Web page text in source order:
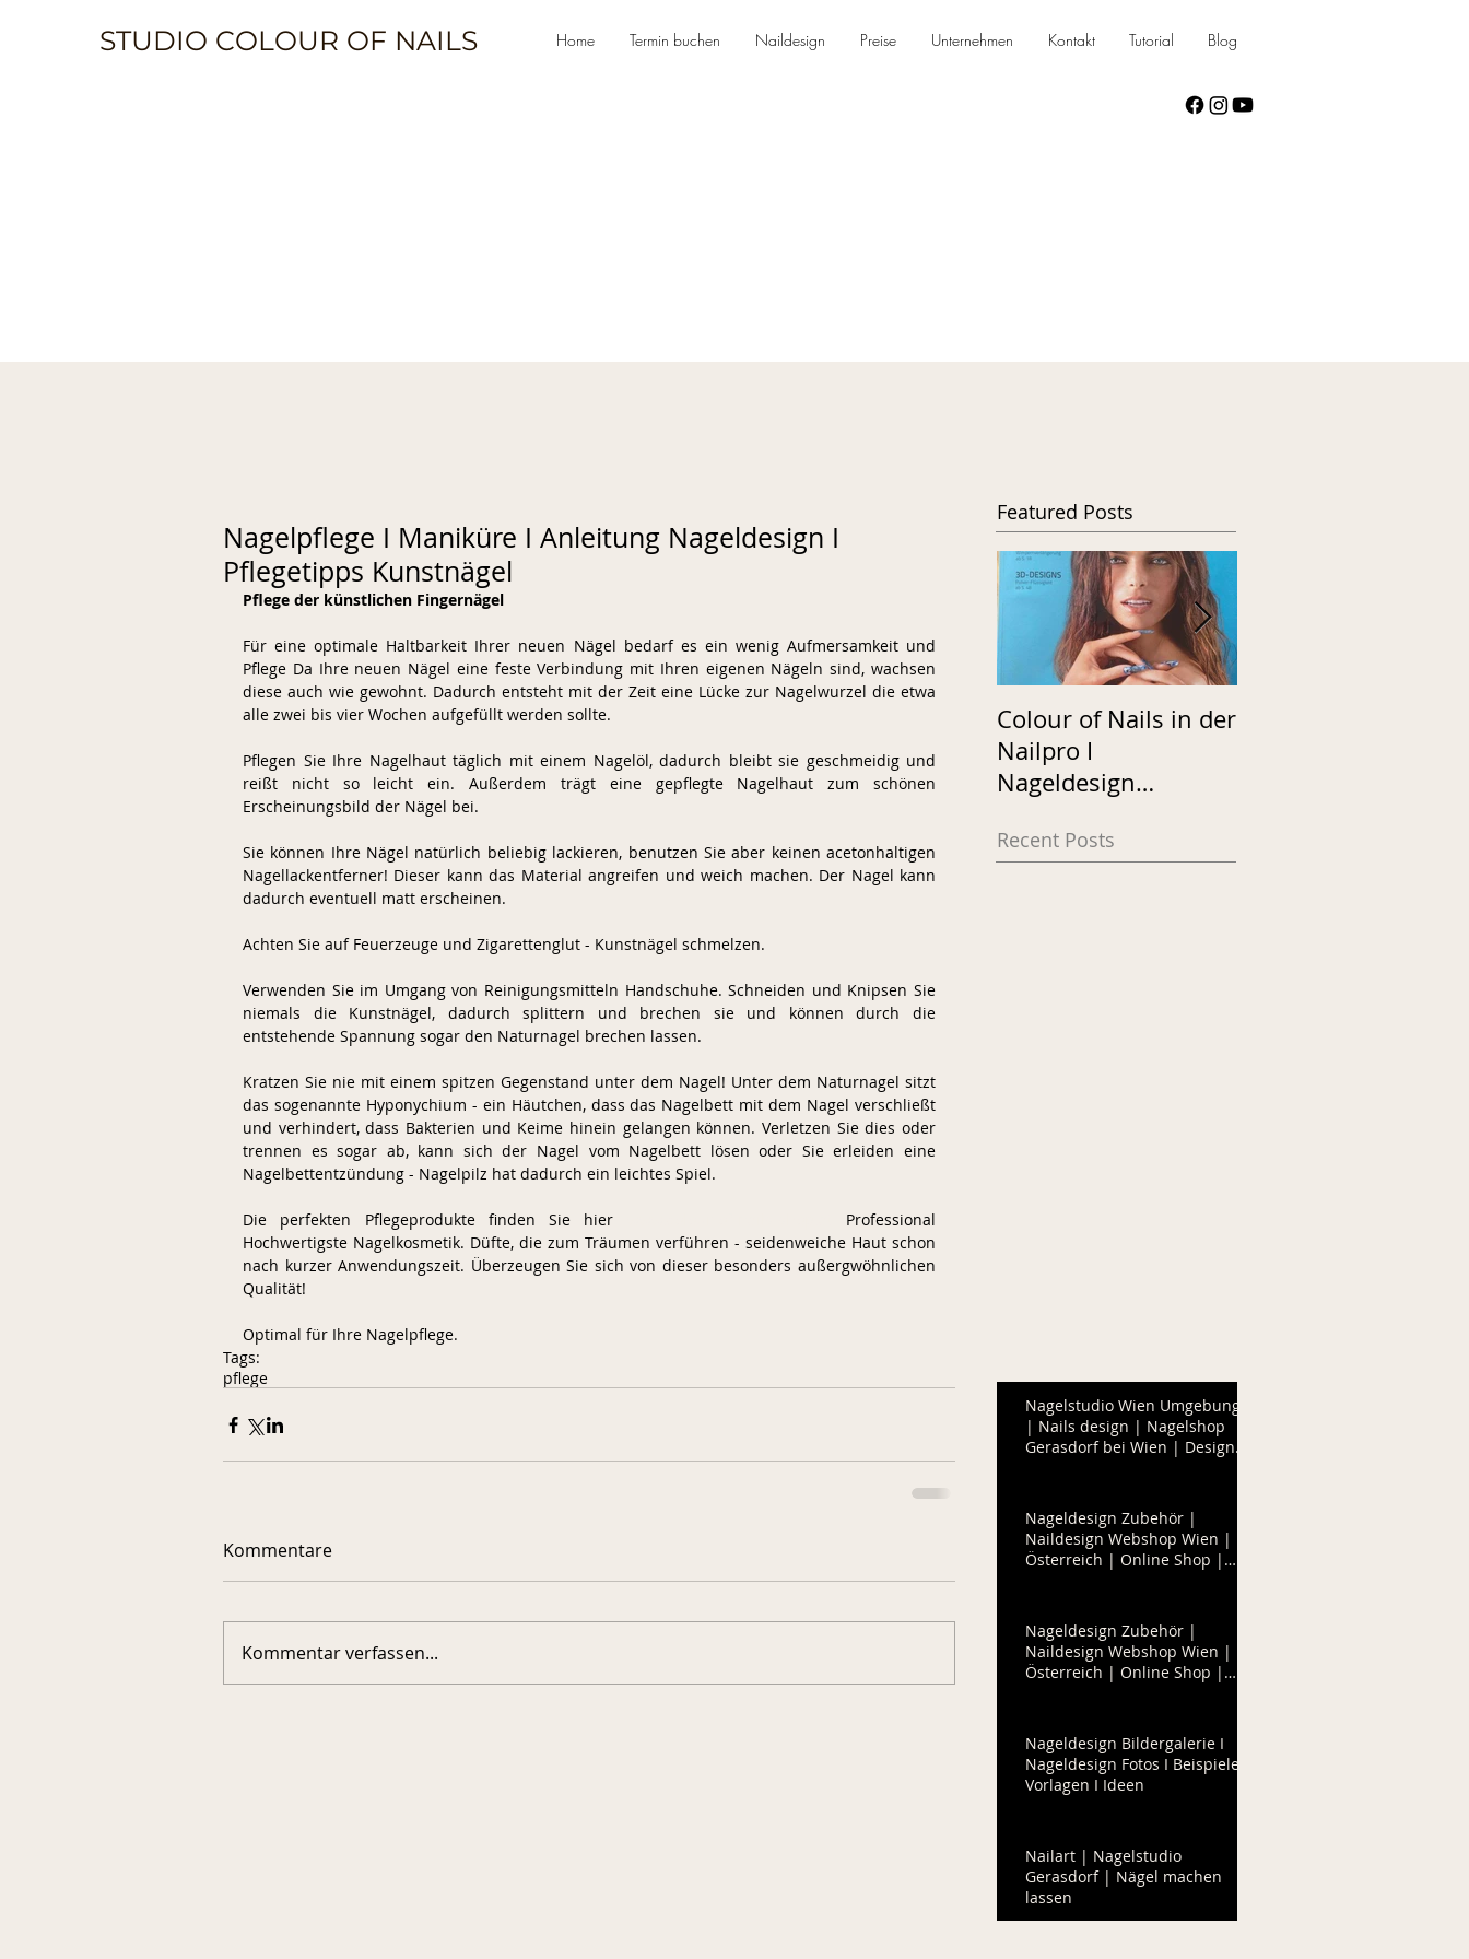
STUDIO COLOUR OF NAILS Home Termin buchen Naildesign Preise Unternehmen Kontakt Tutorial Blog
Nagelpflege I Maniküre I Anleitung Nageldesign I
Pflegetipps Kunstnägel
Pflege der künstlichen Fingernägel
Für eine optimale Haltbarkeit Ihrer neuen Nägel bedarf es ein wenig Aufmersamkeit und
Pflege Da Ihre neuen Nägel eine feste Verbindung mit Ihren eigenen Nägeln sind, wachsen
diese auch wie gewohnt. Dadurch entsteht mit der Zeit eine Lücke zur Nagelwurzel die etwa
alle zwei bis vier Wochen aufgefüllt werden sollte.
Pflegen Sie Ihre Nagelhaut täglich mit einem Nagelöl, dadurch bleibt sie geschmeidig und
reißt nicht so leicht ein. Außerdem trägt eine gepflegte Nagelhaut zum schönen
Erscheinungsbild der Nägel bei.
Sie können Ihre Nägel natürlich beliebig lackieren, benutzen Sie aber keinen acetonhaltigen
Nagellackentferner! Dieser kann das Material angreifen und weich machen. Der Nagel kann
dadurch eventuell matt erscheinen.
Achten Sie auf Feuerzeuge und Zigarettenglut - Kunstnägel schmelzen.
Verwenden Sie im Umgang von Reinigungsmitteln Handschuhe. Schneiden und Knipsen Sie
niemals die Kunstnägel, dadurch splittern und brechen sie und können durch die
entstehende Spannung sogar den Naturnagel brechen lassen.
Kratzen Sie nie mit einem spitzen Gegenstand unter dem Nagel! Unter dem Naturnagel sitzt
das sogenannte Hyponychium - ein Häutchen, dass das Nagelbett mit dem Nagel verschließt
und verhindert, dass Bakterien und Keime hinein gelangen können. Verletzen Sie dies oder
trennen es sogar ab, kann sich der Nagel vom Nagelbett lösen oder Sie erleiden eine
Nagelbettentzündung - Nagelpilz hat dadurch ein leichtes Spiel.
Die perfekten Pflegeprodukte finden Sie hier
Professional
Hochwertigste Nagelkosmetik. Düfte, die zum Träumen verführen - seidenweiche Haut schon
nach kurzer Anwendungszeit. Überzeugen Sie sich von dieser besonders außergwöhnlichen
Qualität!
Optimal für Ihre Nagelpflege.
Tags:
pflege
Kommentare
Kommentar verfassen...
Featured Posts
Colour of Nails in der
Nailpro I
Nageldesign
Recent Posts
Nagelstudio Wien Umgebung
| Nails design | Nagelshop
Gerasdorf bei Wien | Design
Nageldesign Zubehör |
Naildesign Webshop Wien |
Österreich | Online Shop |
Nageldesign Zubehör |
Naildesign Webshop Wien |
Österreich | Online Shop |
Nageldesign Bildergalerie I
Nageldesign Fotos I Beispiele I
Vorlagen I Ideen
Nailart | Nagelstudio
Gerasdorf | Nägel machen
lassen